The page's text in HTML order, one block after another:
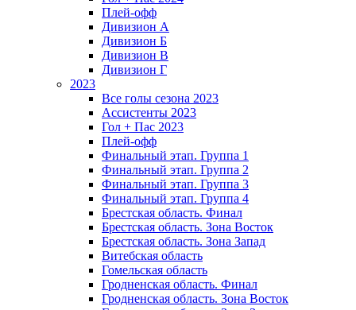
Плей-офф
Дивизион A
Дивизион Б
Дивизион В
Дивизион Г
2023
Все голы сезона 2023
Ассистенты 2023
Гол + Пас 2023
Плей-офф
Финальный этап. Группа 1
Финальный этап. Группа 2
Финальный этап. Группа 3
Финальный этап. Группа 4
Брестская область. Финал
Брестская область. Зона Восток
Брестская область. Зона Запад
Витебская область
Гомельская область
Гродненская область. Финал
Гродненская область. Зона Восток